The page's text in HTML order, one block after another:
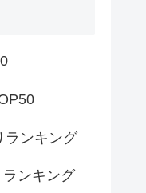
ランキング
ンキング